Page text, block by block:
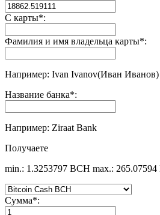
С карты*:
Фамилия и имя владельца карты*:
Например: Ivan Ivanov(Иван Иванов)
Название банка*:
Например: Ziraat Bank
Получаете
min.: 1.3253797 BCH max.:
Сумма*: